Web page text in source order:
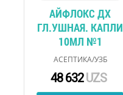
АЙФЛОКС ДХ
ГЛ.УШНАЯ. КАПЛИ
10МЛ №1
АСЕПТИКА/УЗБ
48 632UZS